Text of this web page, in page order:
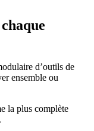
d’outils de
ensemble ou
la plus complète